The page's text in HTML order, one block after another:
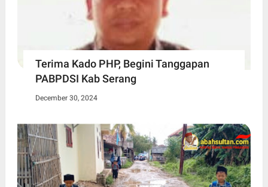
Terima Kado PHP, Begini Tanggapan
PABPDSI Kab Serang
December 30, 2024